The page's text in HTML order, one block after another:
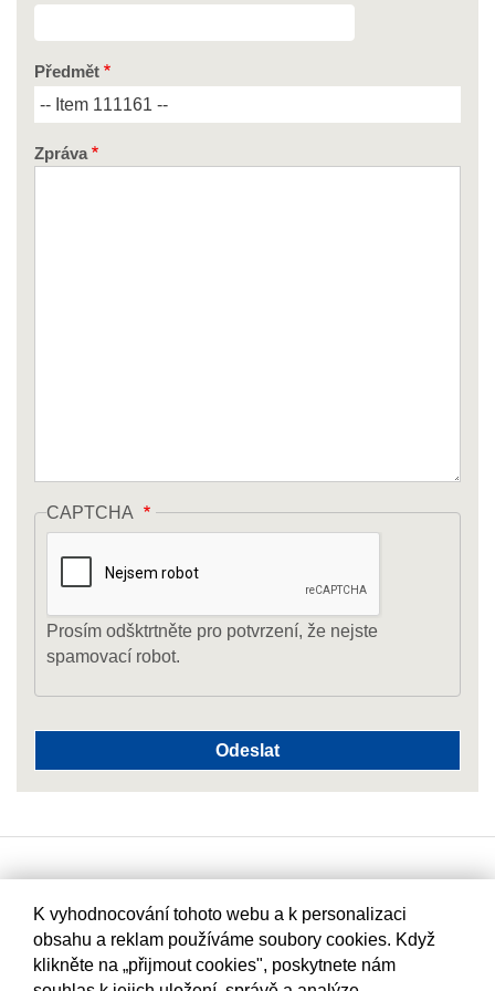
Předmět
Zpráva
CAPTCHA
Prosím odšktrtněte pro potvrzení, že nejste
spamovací robot.
K vyhodnocování tohoto webu a k personalizaci
obsahu a reklam používáme soubory cookies. Když
klikněte na „přijmout cookies", poskytnete nám